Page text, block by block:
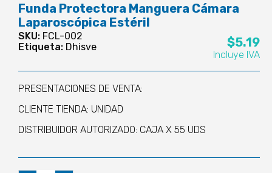
Funda Protectora Manguera Cámara
Laparoscópica Estéril
$5.19
Incluye IVA
SKU: FCL-002
Etiqueta: Dhisve
PRESENTACIONES DE VENTA:
CLIENTE TIENDA: UNIDAD
DISTRIBUIDOR AUTORIZADO: CAJA X 55 UDS